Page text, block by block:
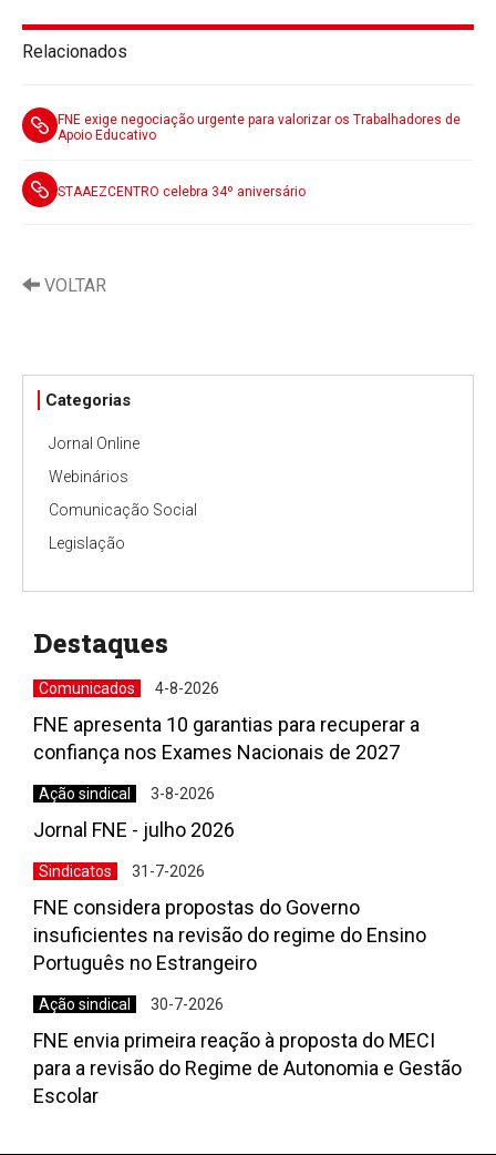
Relacionados
FNE exige negociação urgente para valorizar os Trabalhadores de
Apoio Educativo
STAAEZCENTRO celebra 34º aniversário
VOLTAR
Categorias
Jornal Online
Webinários
Comunicação Social
Legislação
Destaques
Comunicados 4-8-2026
FNE apresenta 10 garantias para recuperar a
confiança nos Exames Nacionais de 2027
Ação sindical 3-8-2026
Jornal FNE - julho 2026
Sindicatos 31-7-2026
FNE considera propostas do Governo
insuficientes na revisão do regime do Ensino
Português no Estrangeiro
Ação sindical 30-7-2026
FNE envia primeira reação à proposta do MECI
para a revisão do Regime de Autonomia e Gestão
Escolar